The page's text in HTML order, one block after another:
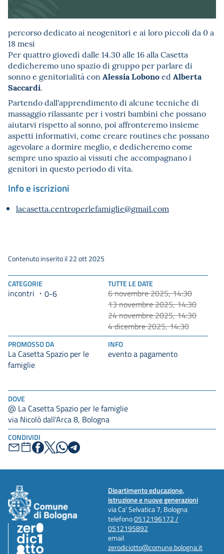
DOVE
@ La Casetta Spazio per le famiglie
via Nicolò dall'Arca 8, Bologna
CONDIVIDI
percorso dedicato ai neogenitori e ai loro piccoli da 0 a
18 mesi
Per quattro giovedì dalle 14.30 alle 16 alla Casetta
dedicheremo uno spazio di gruppo per parlare di
sonno e genitorialità con Alessia Lobonoed Alberta
Saccardi.
Partendo dall'apprendimento di alcune tecniche di
massaggio rilassante per i vostri bambini che possano
aiutarvi rispetto al sonno, poi affronteremo insieme
aspetti informativi, come creare routines che possano
agevolare a dormire meglio, e dedicheremo come
sempre uno spazio ai vissuti che accompagnano i
genitori in questo periodo di vita.
Info e iscrizioni
lacasetta.centroperlefamiglie@gmail.com
CATEGORIE
incontri 0-6
TUTTE LE DATE
6 novembre 2025, 14:30
13 novembre 2025, 14:30
24 novembre 2025, 14:30
4 dicembre 2025, 14:30
PROMOSSO DA
La Casetta Spazio per le
famiglie
INFO
evento a pagamento
Contenuto inserito il 22 ott 2025
Dipartimento educazione,
istruzione e nuove generazioni
via Ca' Selvatica 7, Bologna
telefono0512196172 /
0512195892
email
zerodiciotto@comune.bologna.it